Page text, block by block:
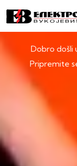
Dobro došli
Pripremite